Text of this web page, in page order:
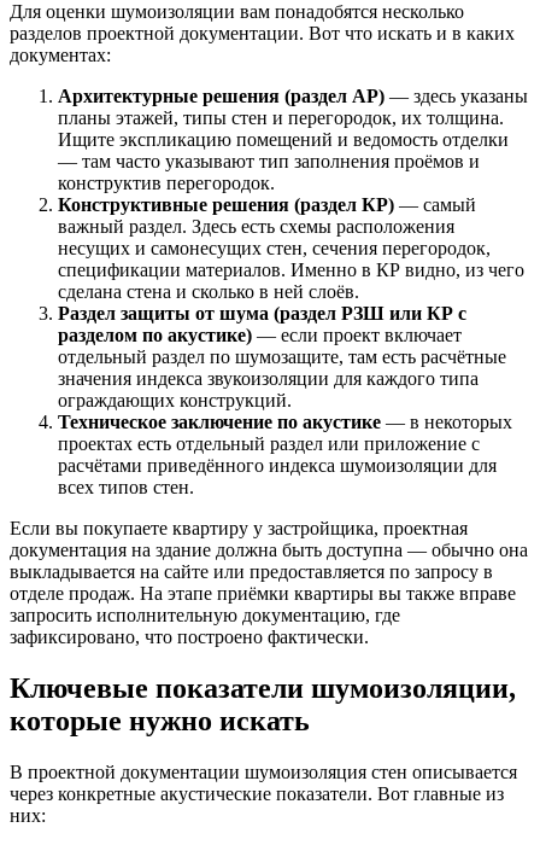
Для оценки шумоизоляции вам понадобятся несколько
разделов проектной документации. Вот что искать и в каких
документах:
Архитектурные решения (раздел АР) — здесь указаны
планы этажей, типы стен и перегородок, их толщина.
Ищите экспликацию помещений и ведомость отделки
— там часто указывают тип заполнения проёмов и
конструктив перегородок.
Конструктивные решения (раздел КР) — самый
важный раздел. Здесь есть схемы расположения
несущих и самонесущих стен, сечения перегородок,
спецификации материалов. Именно в КР видно, из чего
сделана стена и сколько в ней слоёв.
Раздел защиты от шума (раздел РЗШ или КР с
разделом по акустике) — если проект включает
отдельный раздел по шумозащите, там есть расчётные
значения индекса звукоизоляции для каждого типа
ограждающих конструкций.
Техническое заключение по акустике — в некоторых
проектах есть отдельный раздел или приложение с
расчётами приведённого индекса шумоизоляции для
всех типов стен.
Если вы покупаете квартиру у застройщика, проектная
документация на здание должна быть доступна — обычно она
выкладывается на сайте или предоставляется по запросу в
отделе продаж. На этапе приёмки квартиры вы также вправе
запросить исполнительную документацию, где
зафиксировано, что построено фактически.
Ключевые показатели шумоизоляции,
которые нужно искать
В проектной документации шумоизоляция стен описывается
через конкретные акустические показатели. Вот главные из
них: